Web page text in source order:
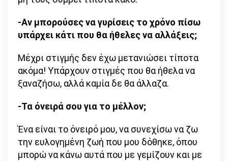
-Αν μπορούσες να γυρίσεις το χρόνο πίσω
υπάρχει κάτι που θα ήθελες να αλλάξεις;
Μέχρι στιγμής δεν έχω μετανιώσει τίποτα
ακόμα! Υπάρχουν στιγμές που θα ήθελα να
ξαναζήσω, αλλά καμία δε θα άλλαζα.
-Τα όνειρά σου για το μέλλον;
Ένα είναι το όνειρό μου, να συνεχίσω να ζω
την ευλογημένη ζωή που μου δόθηκε, όπου
μπορώ να κάνω αυτά που με γεμίζουν και με